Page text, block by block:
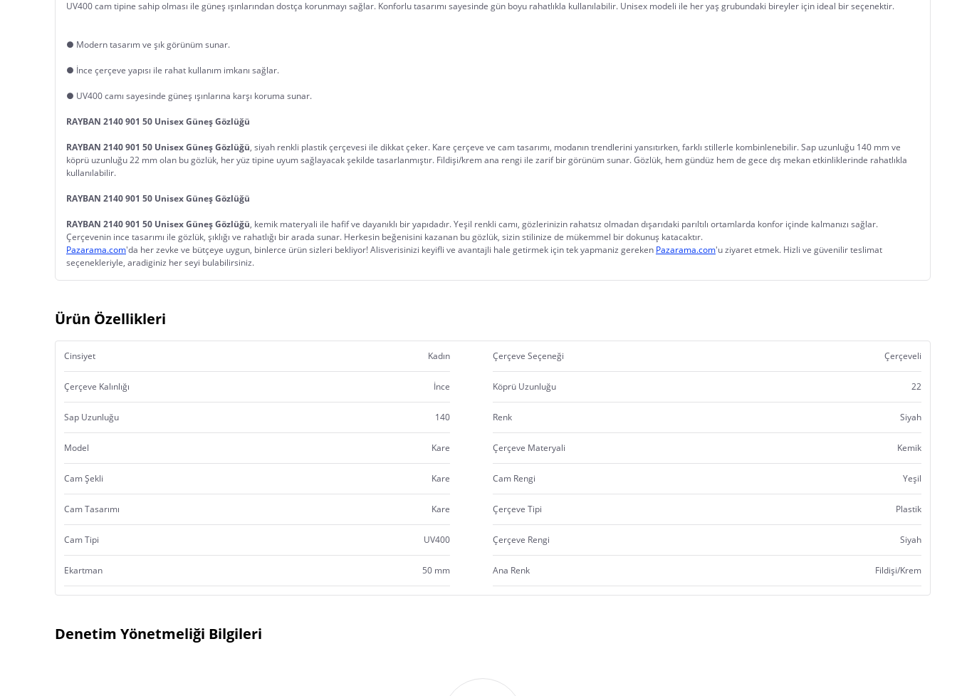
UV400 cam tipine sahip olması ile güneş ışınlarından dostça korunmayı sağlar. Konforlu tasarımı sayesinde gün boyu rahatlıkla kullanılabilir. Unisex modeli ile her yaş grubundaki bireyler için ideal bir seçenektir.
● Modern tasarım ve şık görünüm sunar.
● İnce çerçeve yapısı ile rahat kullanım imkanı sağlar.
● UV400 camı sayesinde güneş ışınlarına karşı koruma sunar.
RAYBAN 2140 901 50 Unisex Güneş Gözlüğü
RAYBAN 2140 901 50 Unisex Güneş Gözlüğü, siyah renkli plastik çerçevesi ile dikkat çeker. Kare çerçeve ve cam tasarımı, modanın trendlerini yansıtırken, farklı stillerle kombinlenebilir. Sap uzunluğu 140 mm ve
köprü uzunluğu 22 mm olan bu gözlük, her yüz tipine uyum sağlayacak şekilde tasarlanmıştır. Fildişi/krem ana rengi ile zarif bir görünüm sunar. Gözlük, hem gündüz hem de gece dış mekan etkinliklerinde rahatlıkla
kullanılabilir.
RAYBAN 2140 901 50 Unisex Güneş Gözlüğü
RAYBAN 2140 901 50 Unisex Güneş Gözlüğü, kemik materyali ile hafif ve dayanıklı bir yapıdadır. Yeşil renkli camı, gözlerinizin rahatsız olmadan dışarıdaki parıltılı ortamlarda konfor içinde kalmanızı sağlar.
Çerçevenin ince tasarımı ile gözlük, şıklığı ve rahatlığı bir arada sunar. Herkesin beğenisini kazanan bu gözlük, sizin stilinize de mükemmel bir dokunuş katacaktır.
Pazarama.com'da her zevke ve bütçeye uygun, binlerce ürün sizleri bekliyor! Alisverisinizi keyifli ve avantajli hale getirmek için tek yapmaniz gereken Pazarama.com'u ziyaret etmek. Hizli ve güvenilir teslimat
seçenekleriyle, aradiginiz her seyi bulabilirsiniz.
Ürün Özellikleri
Cinsiyet Kadın Çerçeve Seçeneği Çerçeveli
Çerçeve Kalınlığı İnce Köprü Uzunluğu 22
Sap Uzunluğu 140 Renk Siyah
Model Kare Çerçeve Materyali Kemik
Cam Şekli Kare Cam Rengi Yeşil
Cam Tasarımı Kare Çerçeve Tipi Plastik
Cam Tipi UV400 Çerçeve Rengi Siyah
Ekartman 50 mm Ana Renk Fildişi/Krem
Denetim Yönetmeliği Bilgileri